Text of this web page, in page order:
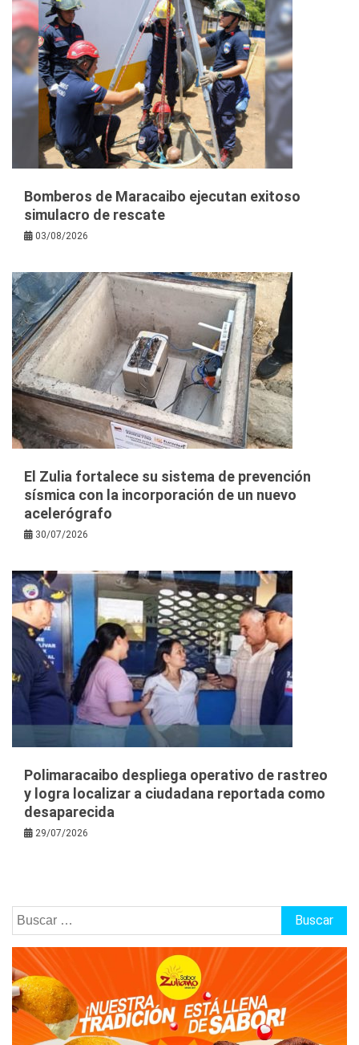
Bomberos de Maracaibo ejecutan exitoso
simulacro de rescate
03/08/2026
El Zulia fortalece su sistema de prevención
sísmica con la incorporación de un nuevo
acelerógrafo
30/07/2026
Polimaracaibo despliega operativo de rastreo
y logra localizar a ciudadana reportada como
desaparecida
29/07/2026
Buscar: